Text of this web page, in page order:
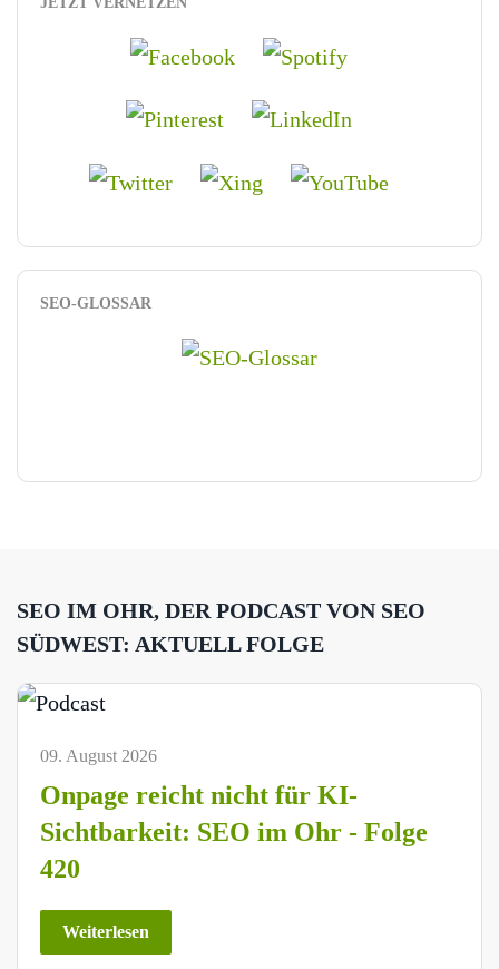
SEO-GLOSSAR
SEO IM OHR, DER PODCAST VON SEO
SÜDWEST: AKTUELL FOLGE
09. August 2026
Onpage reicht nicht für KI-
Sichtbarkeit: SEO im Ohr - Folge
420
Weiterlesen